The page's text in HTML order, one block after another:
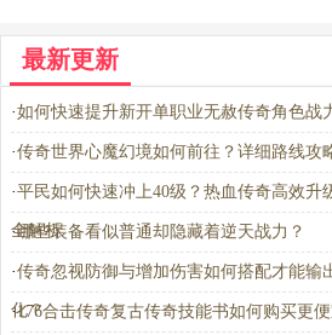
最新更新
·如何快速提升新开单职业无赦传奇角色战
·传奇世界心魔幻境如何前往？详细路线攻
·平民如何快速冲上40级？热血传奇高效升
全解析
·哪些装备看似普通却隐藏着逆天战力？
·传奇忽视防御与增加伤害如何搭配才能输
化？
·176合击传奇复古传奇技能书如何购买更便